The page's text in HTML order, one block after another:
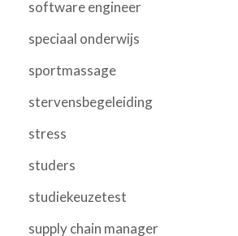
software engineer
speciaal onderwijs
sportmassage
stervensbegeleiding
stress
studers
studiekeuzetest
supply chain manager